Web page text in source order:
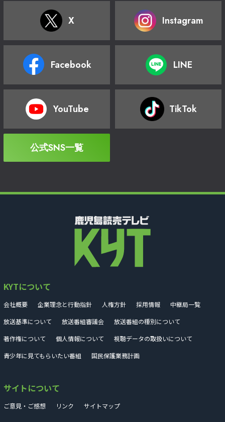
X Instagram
Facebook LINE
YouTube TikTok
公式SNS一覧
KYTについて
会社概要 企業理念と行動指針 人権方針 採用情報
中継局一覧
放送基準について
放送番組審議会
放送番組の種別について
著作権について
個人情報について
視聴データの取扱いについて
青少年に見てもらいたい番組
国民保護業務計画
サイトについて
ご意見・ご感想 リンク サイトマップ